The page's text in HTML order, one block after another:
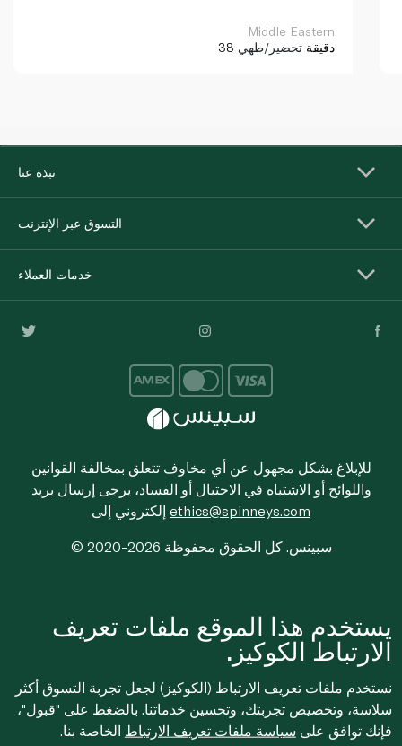
Middle Eastern
38 دقيقة تحضير/طهي
نبذة عنا
التسوق عبر الإنترنت
خدمات العملاء
للإبلاغ بشكل مجهول عن أي مخاوف تتعلق بمخالفة القوانين
واللوائح أو الاشتباه في الاحتيال أو الفساد، يرجى إرسال بريد
ethics@spinneys.com
© 2020-2026 سبينس. كل الحقوق محفوظة
يستخدم هذا الموقع ملفات تعريف
الارتباط الكوكيز.
نستخدم ملفات تعريف الارتباط (الكوكيز) لجعل تجربة التسوق أكثر
سلاسة، وتخصيص تجربتك، وتحسين خدماتنا. بالضغط على "قبول"،
فإنك توافق على سياسة ملفات تعريف الارتباط الخاصة بنا.